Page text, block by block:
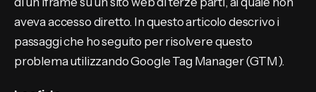
aveva accesso diretto. In questo articolo descrivo i
passaggi che ho seguito per risolvere questo
problema utilizzando Google Tag Manager (GTM).